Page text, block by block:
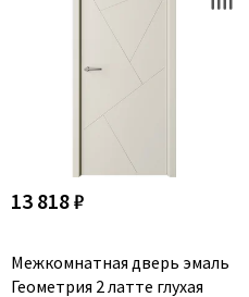
13 818 ₽
Межкомнатная дверь эмаль
Геометрия 2 латте глухая